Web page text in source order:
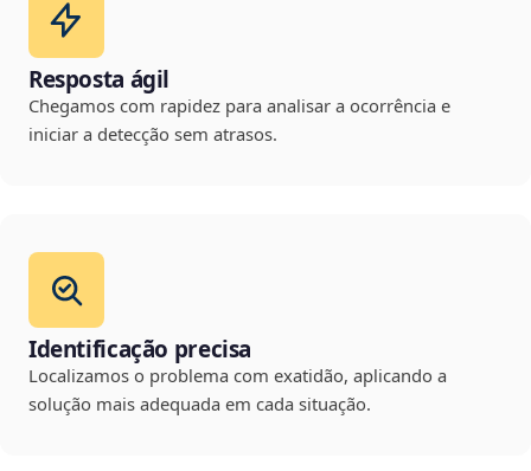
Resposta ágil
Chegamos com rapidez para analisar a ocorrência e
iniciar a detecção sem atrasos.
Identificação precisa
Localizamos o problema com exatidão, aplicando a
solução mais adequada em cada situação.